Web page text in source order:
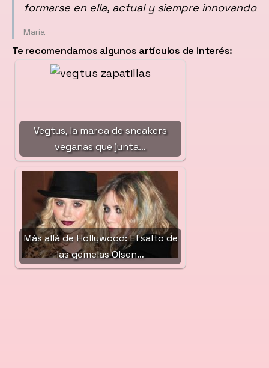
formarse en ella, actual y siempre innovando
Maria
Te recomendamos algunos artículos de interés:
Vegtus, la marca de sneakers
veganas que junta…
Más allá de Hollywood: El salto de
las gemelas Olsen…